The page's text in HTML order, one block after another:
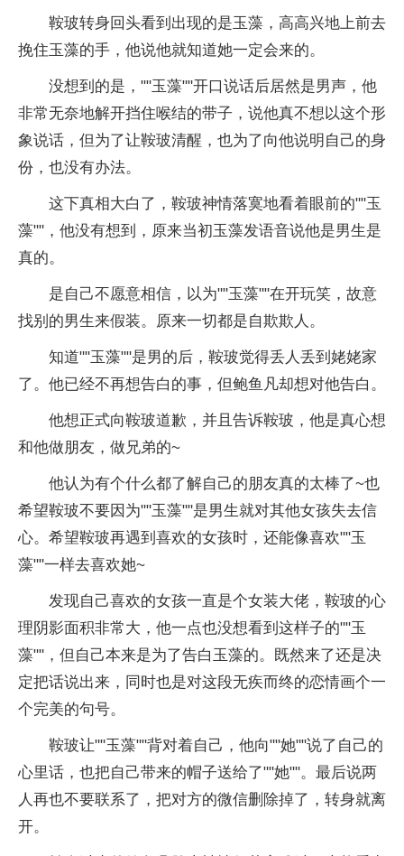
鞍玻转身回头看到出现的是玉藻，高高兴地上前去
挽住玉藻的手，他说他就知道她一定会来的。
没想到的是，""玉藻""开口说话后居然是男声，他
非常无奈地解开挡住喉结的带子，说他真不想以这个形
象说话，但为了让鞍玻清醒，也为了向他说明自己的身
份，也没有办法。
这下真相大白了，鞍玻神情落寞地看着眼前的""玉
藻""，他没有想到，原来当初玉藻发语音说他是男生是
真的。
是自己不愿意相信，以为""玉藻""在开玩笑，故意
找别的男生来假装。原来一切都是自欺欺人。
知道""玉藻""是男的后，鞍玻觉得丢人丢到姥姥家
了。他已经不再想告白的事，但鲍鱼凡却想对他告白。
他想正式向鞍玻道歉，并且告诉鞍玻，他是真心想
和他做朋友，做兄弟的~
他认为有个什么都了解自己的朋友真的太棒了~也
希望鞍玻不要因为""玉藻""是男生就对其他女孩失去信
心。希望鞍玻再遇到喜欢的女孩时，还能像喜欢""玉
藻""一样去喜欢她~
发现自己喜欢的女孩一直是个女装大佬，鞍玻的心
理阴影面积非常大，他一点也没想看到这样子的""玉
藻""，但自己本来是为了告白玉藻的。既然来了还是决
定把话说出来，同时也是对这段无疾而终的恋情画个一
个完美的句号。
鞍玻让""玉藻""背对着自己，他向""她""说了自己的
心里话，也把自己带来的帽子送给了""她""。最后说两
人再也不要联系了，把对方的微信删除掉了，转身就离
开。